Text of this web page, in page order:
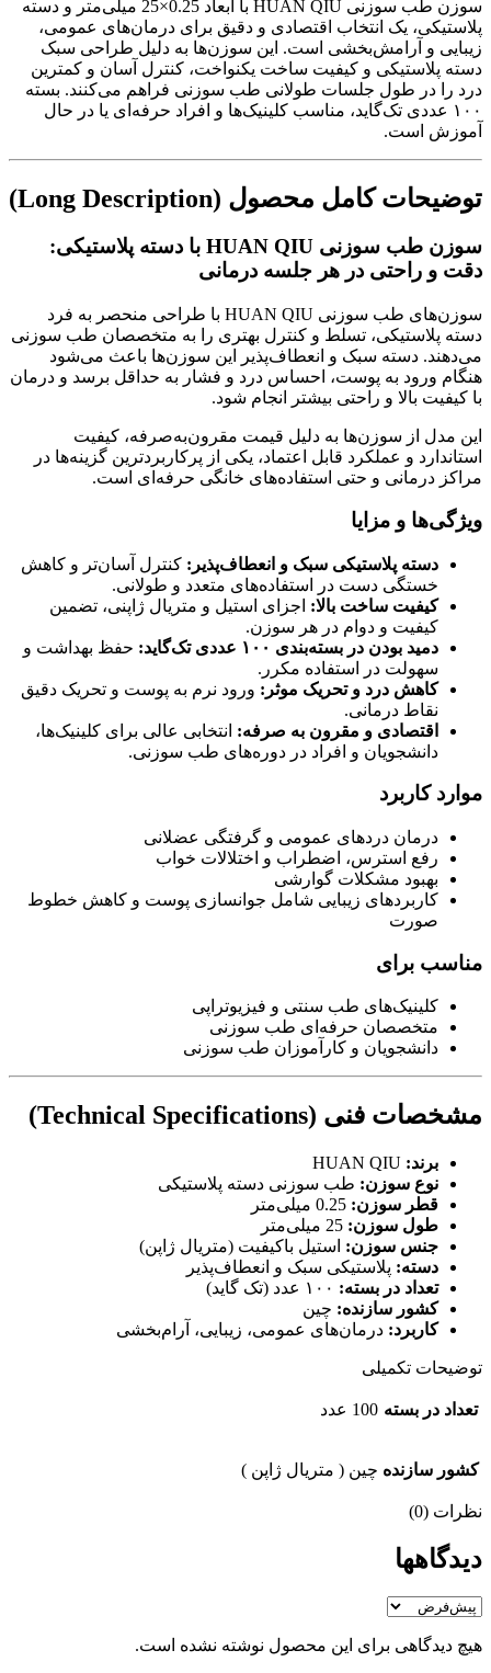
سوزن طب سوزنی HUAN QIU با ابعاد 0.25×25 میلی‌متر و دسته
پلاستیکی، یک انتخاب اقتصادی و دقیق برای درمان‌های عمومی،
زیبایی و آرامش‌بخشی است. این سوزن‌ها به دلیل طراحی سبک
دسته پلاستیکی و کیفیت ساخت یکنواخت، کنترل آسان و کمترین
درد را در طول جلسات طولانی طب سوزنی فراهم می‌کنند. بسته
۱۰۰ عددی تک‌گاید، مناسب کلینیک‌ها و افراد حرفه‌ای یا در حال
آموزش است.
توضیحات کامل محصول (Long Description)
سوزن طب سوزنی HUAN QIU با دسته پلاستیکی:
دقت و راحتی در هر جلسه درمانی
سوزن‌های طب سوزنی HUAN QIU با طراحی منحصر به فرد
دسته پلاستیکی، تسلط و کنترل بهتری را به متخصصان طب سوزنی
می‌دهند. دسته سبک و انعطاف‌پذیر این سوزن‌ها باعث می‌شود
هنگام ورود به پوست، احساس درد و فشار به حداقل برسد و درمان
با کیفیت بالا و راحتی بیشتر انجام شود.
این مدل از سوزن‌ها به دلیل قیمت مقرون‌به‌صرفه، کیفیت
استاندارد و عملکرد قابل اعتماد، یکی از پرکاربردترین گزینه‌ها در
مراکز درمانی و حتی استفاده‌های خانگی حرفه‌ای است.
ویژگی‌ها و مزایا
دسته پلاستیکی سبک و انعطاف‌پذیر: کنترل آسان‌تر و کاهش
خستگی دست در استفاده‌های متعدد و طولانی.
کیفیت ساخت بالا: اجزای استیل و متریال ژاپنی، تضمین
کیفیت و دوام در هر سوزن.
دمید بودن در بسته‌بندی ۱۰۰ عددی تک‌گاید:
حفظ بهداشت و
سهولت در استفاده مکرر.
کاهش درد و تحریک موثر: ورود نرم به پوست و تحریک دقیق
نقاط درمانی.
اقتصادی و مقرون به صرفه: انتخابی عالی برای کلینیک‌ها،
دانشجویان و افراد در دوره‌های طب سوزنی.
موارد کاربرد
درمان دردهای عمومی و گرفتگی عضلانی
رفع استرس، اضطراب و اختلالات خواب
بهبود مشکلات گوارشی
کاربردهای زیبایی شامل جوانسازی پوست و کاهش خطوط
صورت
مناسب برای
کلینیک‌های طب سنتی و فیزیوتراپی
متخصصان حرفه‌ای طب سوزنی
دانشجویان و کارآموزان طب سوزنی
مشخصات فنی (Technical Specifications)
برند:
نوع سوزن: طب سوزنی دسته پلاستیکی
قطر سوزن:
طول سوزن:
جنس سوزن: استیل باکیفیت (متریال ژاپن)
دسته: پلاستیکی سبک و انعطاف‌پذیر
تعداد در بسته:
کشور سازنده: چین
کاربرد: درمان‌های عمومی، زیبایی، آرام‌بخشی
توضیحات تکمیلی
تعداد در بسته 100 عدد
کشور سازنده چین ( متریال ژاپن )
نظرات (0)
دیدگاهها
هیچ دیدگاهی برای این محصول نوشته نشده است.